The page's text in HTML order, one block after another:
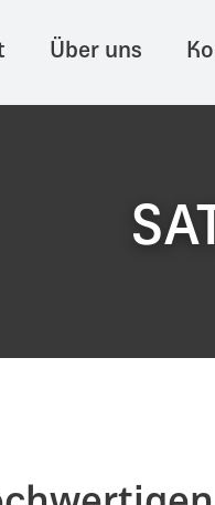
Über uns